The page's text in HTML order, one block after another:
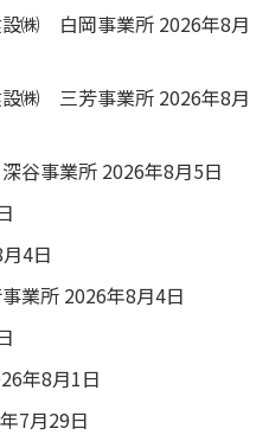
㈱ 白岡事業所 2026年8月
㈱ 三芳事業所 2026年8月
谷事業所 2026年8月5日
4日
業所 2026年8月4日
年8月1日
7月29日